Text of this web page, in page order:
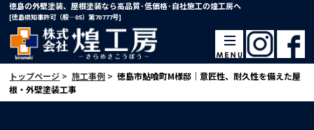
徳島の外壁塗装、屋根塗装なら高品質･低価格･自社施工の煌工房へ
[徳島県知事許可（般―05）第70777号]
トップページ > 施工事例 > 徳島市鮎喰町M様邸｜意匠性、耐久性を備えた屋
根・外壁塗装工事